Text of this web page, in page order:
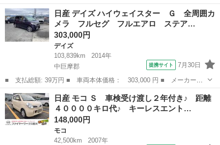
ー名： 日産 ■ 車種名： ルークス ■ グレード名： ハイウェイ
スター Ｘ プロパイロットエディション 両側電動ドア 純正ＳＤ
ナビ 全...
山梨 甲斐市 その他
日産 デイズ ハイウェイスター Ｇ 全周囲カ
メラ フルセグ フルエアロ ステア…
303,000円
デイズ
103,839km
2014年
中巨摩郡
提携サイト 7月30日
■ 支払総額: 39万円 ■ 車両本体価格： 303,000 円 ■ メーカー
名： 日産 ■ 車種名： デイズ ■ グレード名： ハイウェイスタ
ー Ｇ 全周囲カメラ フルセグ フルエアロ ステアリンングリモ
コン ■ 排気量...
山梨 中巨摩郡
日産 モコ Ｓ 車検受け渡し２年付き♪ 距離
４００００キロ代♪ キーレスエント…
148,000円
モコ
42,500km
2007年